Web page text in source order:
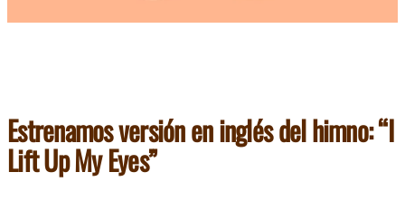
Estrenamos versión en inglés del himno: “I
Lift Up My Eyes”